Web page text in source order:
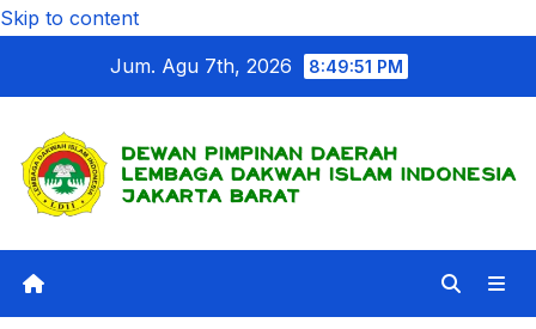
Skip to content
Jum. Agu 7th, 2026
8:49:53 PM